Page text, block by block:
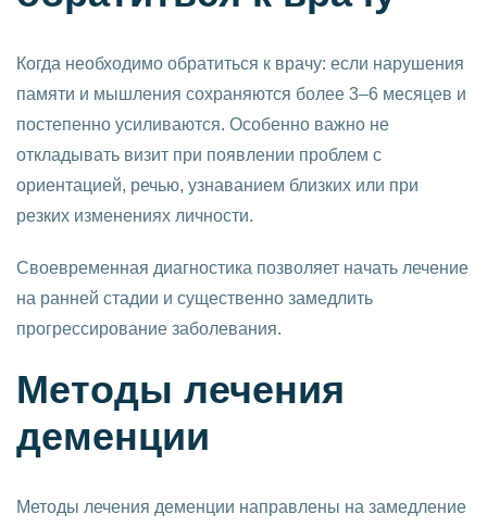
Когда необходимо обратиться к врачу: если нарушения
памяти и мышления сохраняются более 3–6 месяцев и
постепенно усиливаются. Особенно важно не
откладывать визит при появлении проблем с
ориентацией, речью, узнаванием близких или при
резких изменениях личности.
Своевременная диагностика позволяет начать лечение
на ранней стадии и существенно замедлить
прогрессирование заболевания.
Методы лечения
деменции
Методы лечения деменции направлены на замедление